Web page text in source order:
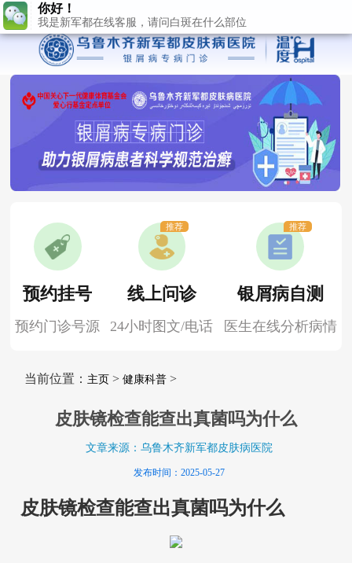
预约挂号
预约门诊号源
线上问诊
24小时图文/电话
推荐
银屑病自测
医生在线分析病情
推荐
当前位置： 主页> 健康科普>
皮肤镜检查能查出真菌吗为什么
文章来源：乌鲁木齐新军都皮肤病医院
发布时间：2025-05-27
皮肤镜检查能查出真菌吗为什么